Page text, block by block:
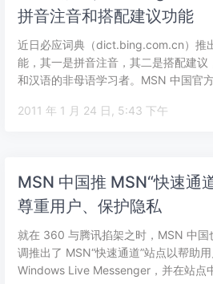
拼音注音和搭配建议功能
近日必应词典（dict.bing.com.cn）推
能，其一是拼音注音，其二是搭配建议
和汉语的非母语学习者。MSN 中国官
2011 年 1 月 24 日, 5:43 下午
MSN 中国推 MSN“快速通
尊重用户、保护隐私
就在 360 与腾讯掐架之时，MSN 中国
调推出了 MSN“快速通道”站点以帮助
Windows Live Messenger，并在站点